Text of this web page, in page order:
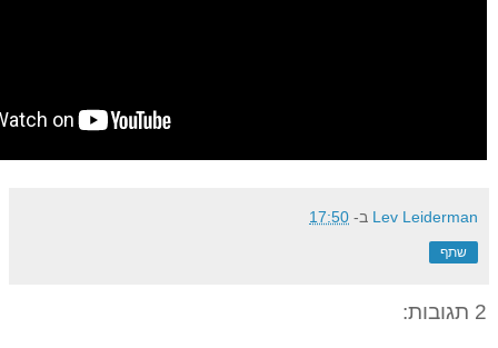
Lev Leiderman ב- 17:50
שתף
2 תגובות: